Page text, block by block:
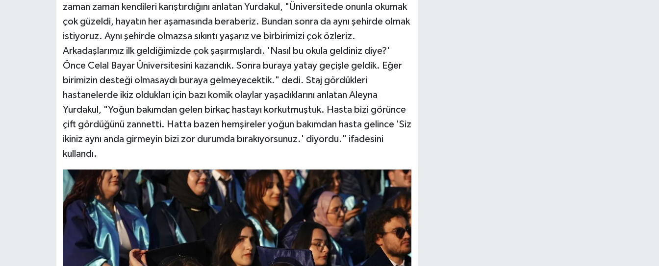
zaman zaman kendileri karıştırdığını anlatan Yurdakul, "Üniversitede onunla okumak
çok güzeldi, hayatın her aşamasında beraberiz. Bundan sonra da aynı şehirde olmak
istiyoruz. Aynı şehirde olmazsa sıkıntı yaşarız ve birbirimizi çok özleriz.
Arkadaşlarımız ilk geldiğimizde çok şaşırmışlardı. 'Nasıl bu okula geldiniz diye?'
Önce Celal Bayar Üniversitesini kazandık. Sonra buraya yatay geçişle geldik. Eğer
birimizin desteği olmasaydı buraya gelmeyecektik." dedi. Staj gördükleri
hastanelerde ikiz oldukları için bazı komik olaylar yaşadıklarını anlatan Aleyna
Yurdakul, "Yoğun bakımdan gelen birkaç hastayı korkutmuştuk. Hasta bizi görünce
çift gördüğünü zannetti. Hatta bazen hemşireler yoğun bakımdan hasta gelince 'Siz
ikiniz aynı anda girmeyin bizi zor durumda bırakıyorsunuz.' diyordu." ifadesini
kullandı.